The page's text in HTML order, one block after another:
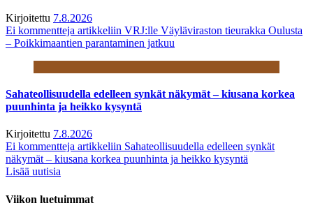
Kirjoitettu 7.8.2026
Ei kommentteja artikkeliin VRJ:lle Väyläviraston tieurakka Oulusta
– Poikkimaantien parantaminen jatkuu
Sahateollisuudella edelleen synkät näkymät – kiusana korkea
puunhinta ja heikko kysyntä
Kirjoitettu 7.8.2026
Ei kommentteja artikkeliin Sahateollisuudella edelleen synkät
näkymät – kiusana korkea puunhinta ja heikko kysyntä
Lisää uutisia
Viikon luetuimmat